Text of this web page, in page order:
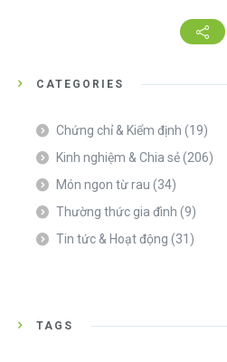
CATEGORIES
Chứng chỉ & Kiểm định (19)
Kinh nghiệm & Chia sẻ(206)
Món ngon từ rau (34)
Thường thức gia đình (9)
Tin tức & Hoạt động (31)
TAGS